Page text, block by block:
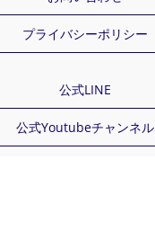
プライバシーポリシー
公式LINE
公式Youtubeチャンネル